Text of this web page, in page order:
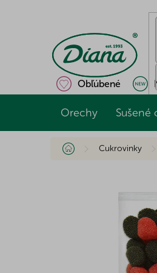
Obľúbené
Orechy Sušené
DomovCukrovinky